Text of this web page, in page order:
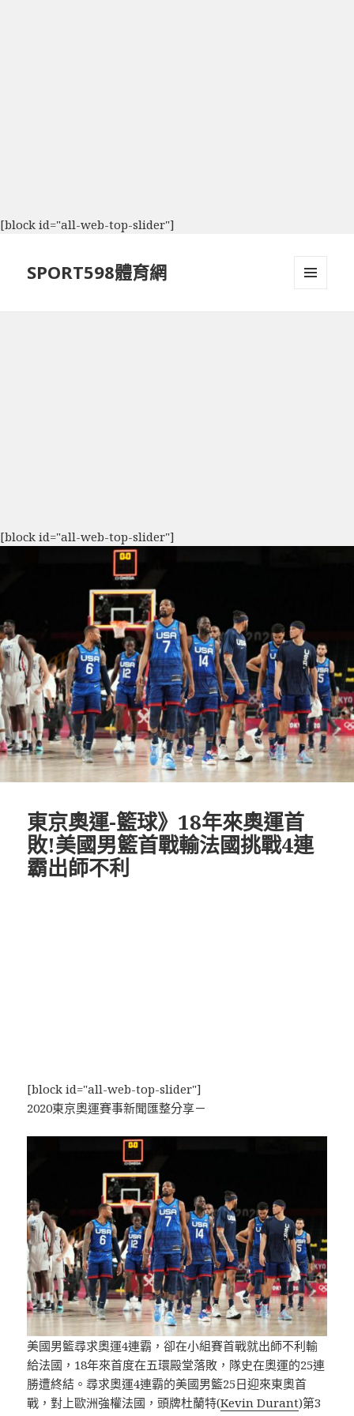
[block id="all-web-top-slider"]
SPORT598體育網
[block id="all-web-top-slider"]
東京奧運-籃球》18年來奧運首
敗!美國男籃首戰輸法國挑戰4連
霸出師不利
[block id="all-web-top-slider"]
2020東京奧運賽事新聞匯整分享－
美國男籃尋求奧運4連霸，卻在小組賽首戰就出師不利輸
給法國，18年來首度在五環殿堂落敗，隊史在奧運的25連
勝遭終結。尋求奧運4連霸的美國男籃25日迎來東奧首
戰，對上歐洲強權法國，頭牌杜蘭特(Kevin Durant)第3